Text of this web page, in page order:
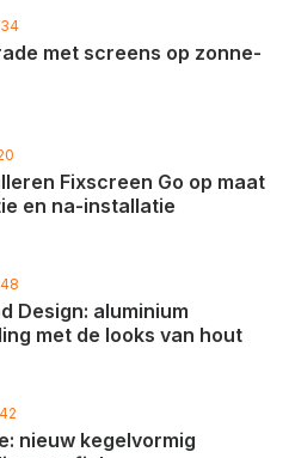
met screens op zonne-
Fixscreen Go op maat
en na-installatie
Design: aluminium
met de looks van hout
nieuw kegelvormig